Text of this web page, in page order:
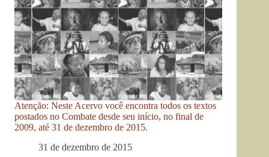
Atenção: Neste Acervo você encontra todos os textos
postados no Combate desde seu início, no final de
2009, até 31 de dezembro de 2015.
31 de dezembro de 2015